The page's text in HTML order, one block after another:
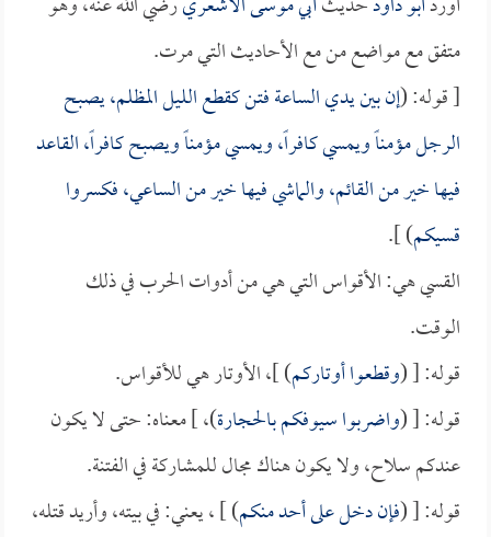
متفق مع مواضع من مع الأحاديث التي مرت.
[ قوله: (إن بين يدي الساعة فتن كقطع الليل المظلم، يصبح
الرجل مؤمناً ويمسي كافراً، ويمسي مؤمناً ويصبح كافراً، القاعد
فيها خير من القائم، والماشي فيها خير من الساعي، فكسروا
قسيكم) ].
القسي هي: الأقواس التي هي من أدوات الحرب في ذلك
الوقت.
قوله: [ (وقطعوا أوتاركم) ]، الأوتار هي للأقواس.
قوله: [ (واضربوا سيوفكم بالحجارة)، ] معناه: حتى لا يكون
عندكم سلاح، ولا يكون هناك مجال للمشاركة في الفتنة.
قوله: [ (فإن دخل على أحد منكم) ] ، يعني: في بيته، وأريد قتله،